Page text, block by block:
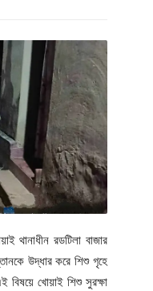
থানাধীন রডটিলা বাজার
উদ্ধার করে শিশু গৃহে
বিষয়ে খোয়াই শিশু সুরক্ষা